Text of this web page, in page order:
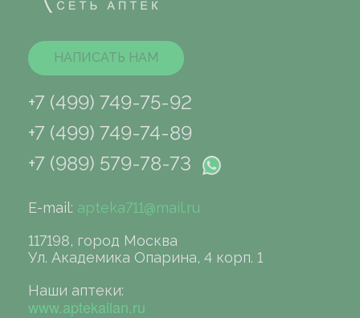
НАПИСАТЬ НАМ
+7 (499) 749-75-92
+7 (499) 749-74-89
+7 (989) 579-78-73
E-mail: apteka711@mail.ru
117198, город Москва
Ул. Академика Опарина, 4 корп. 1
Наши аптеки:
www.aptekailan.ru